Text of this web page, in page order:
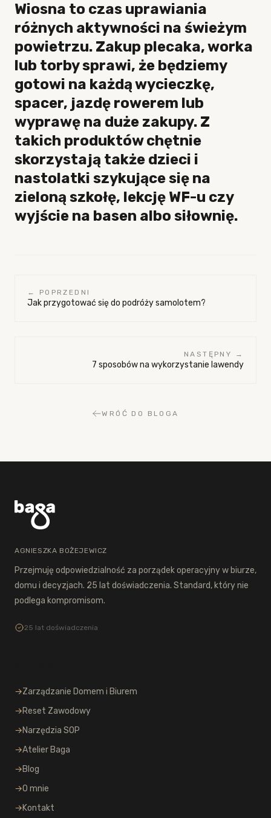
Wiosna to czas uprawiania
różnych aktywności na świeżym
powietrzu. Zakup plecaka, worka
lub torby sprawi, że będziemy
gotowi na każdą wycieczkę,
spacer, jazdę rowerem lub
wyprawę na duże zakupy. Z
takich produktów chętnie
skorzystają także dzieci i
nastolatki szykujące się na
zieloną szkołę, lekcję WF-u czy
wyjście na basen albo siłownię.
← POPRZEDNI
Jak przygotować się do podróży samolotem?
NASTĘPNY →
7 sposobów na wykorzystanie lawendy
WRÓĆ DO BLOGA
AGNIESZKA BOŻEJEWICZ
Przejmuję odpowiedzialność za porządek operacyjny w biurze,
domu i decyzjach. 25 lat doświadczenia. Standard, który nie
podlega kompromisom.
25 lat doświadczenia
→Zarządzanie Domem i Biurem
→Reset Zawodowy
→Narzędzia SOP
→Atelier Baga
→Blog
→O mnie
→Kontakt